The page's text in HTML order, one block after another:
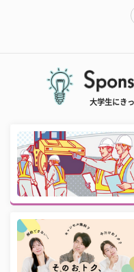
大学生にき